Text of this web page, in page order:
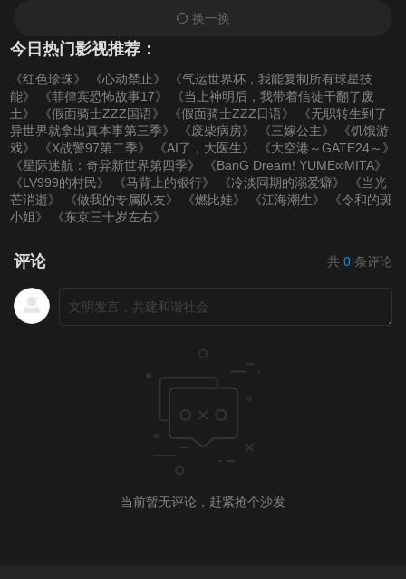
第20220307期
第20220310期 第20220311期 第20220314期
第20220315期 第20220316期 第20220317期
第20220318期 第20220321(微女人) 第20220321期
第20220324期
第20220401期
换一换
今日热门影视推荐：
《红色珍珠》 《心动禁止》
《气运世界杯，我能复制所有球星技
能》
《菲律宾恐怖故事17》
《当上神明后，我带着信徒干翻了废
土》
《假面骑士ZZZ国语》 《假面骑士ZZZ日语》
《无职转生到了
异世界就拿出真本事第三季》
《废柴病房》 《三嫁公主》
《饥饿游
戏》
《X战警97第二季》 《AI了，大医生》
《大空港～GATE24～》
《星际迷航：奇异新世界第四季》
《BanG Dream! YUME∞MITA》
《LV999的村民》
《马背上的银行》 《冷淡同期的溺爱癖》
《当光
芒消逝》
《做我的专属队友》 《燃比娃》 《江海潮生》
《令和的斑
小姐》
《东京三十岁左右》
评论 共 0 条评论
当前暂无评论，赶紧抢个沙发